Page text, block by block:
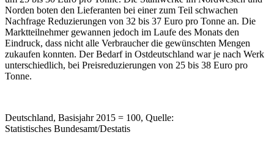
Norden boten den Lieferanten bei einer zum Teil schwachen
Nachfrage Reduzierungen von 32 bis 37 Euro pro Tonne an. Die
Marktteilnehmer gewannen jedoch im Laufe des Monats den
Eindruck, dass nicht alle Verbraucher die gewünschten Mengen
zukaufen konnten. Der Bedarf in Ostdeutschland war je nach Werk
unterschiedlich, bei Preisreduzierungen von 25 bis 38 Euro pro
Tonne.
Deutschland, Basisjahr 2015 = 100, Quelle:
Statistisches Bundesamt/Destatis